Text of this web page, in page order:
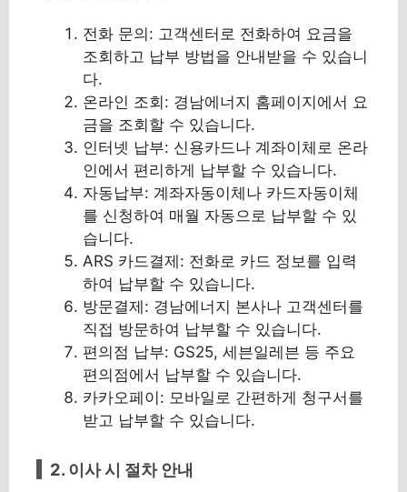
전화 문의: 고객센터로 전화하여 요금을
조회하고 납부 방법을 안내받을 수 있습니
다.
온라인 조회: 경남에너지 홈페이지에서 요
금을 조회할 수 있습니다.
인터넷 납부: 신용카드나 계좌이체로 온라
인에서 편리하게 납부할 수 있습니다.
자동납부: 계좌자동이체나 카드자동이체
를 신청하여 매월 자동으로 납부할 수 있
습니다.
ARS 카드결제: 전화로 카드 정보를 입력
하여 납부할 수 있습니다.
방문결제: 경남에너지 본사나 고객센터를
직접 방문하여 납부할 수 있습니다.
편의점 납부: GS25, 세븐일레븐 등 주요
편의점에서 납부할 수 있습니다.
카카오페이: 모바일로 간편하게 청구서를
받고 납부할 수 있습니다.
2. 이사 시 절차 안내